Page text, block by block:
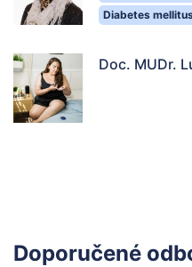
Diabetes
Doc. MUDr.
Doporučené